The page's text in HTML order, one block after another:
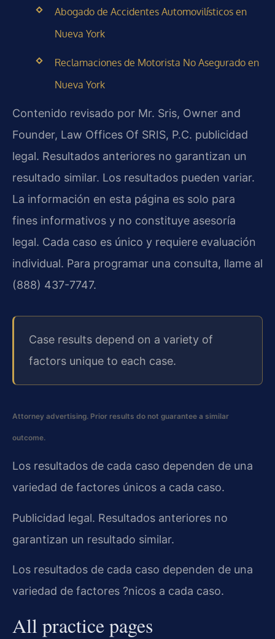
Abogado de Accidentes Automovilísticos en
Nueva York
Reclamaciones de Motorista No Asegurado en
Nueva York
Contenido revisado por Mr. Sris, Owner and
Founder, Law Offices Of SRIS, P.C. publicidad
legal. Resultados anteriores no garantizan un
resultado similar. Los resultados pueden variar.
La información en esta página es solo para
fines informativos y no constituye asesoría
legal. Cada caso es único y requiere evaluación
individual. Para programar una consulta, llame al
(888) 437-7747.
Case results depend on a variety of
factors unique to each case.
Attorney advertising. Prior results do not guarantee a similar
outcome.
Los resultados de cada caso dependen de una
variedad de factores únicos a cada caso.
Publicidad legal. Resultados anteriores no
garantizan un resultado similar.
Los resultados de cada caso dependen de una
variedad de factores ?nicos a cada caso.
All practice pages